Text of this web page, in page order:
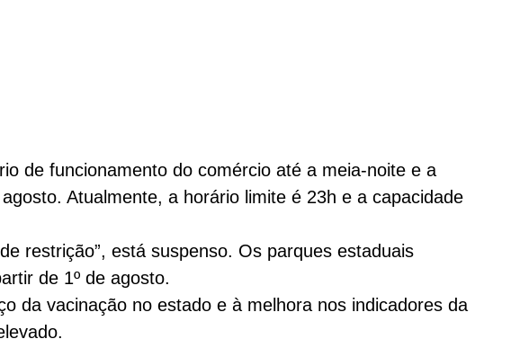
de funcionamento do comércio até a meia-noite e a
Atualmente, a horário limite é 23h e a capacidade
restrição”, está suspenso. Os parques estaduais
de 1º de agosto.
da vacinação no estado e à melhora nos indicadores da